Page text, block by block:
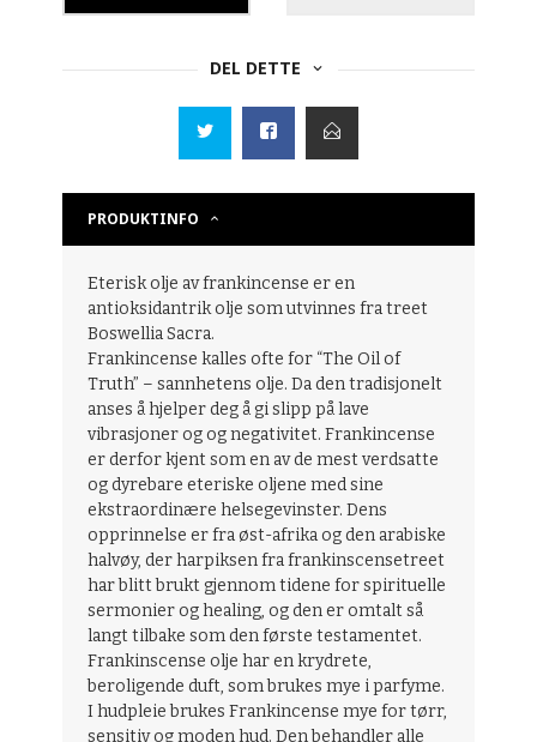
DEL DETTE
PRODUKTINFO
Eterisk olje av frankincense er en
antioksidantrik olje som utvinnes fra treet
Boswellia Sacra.
Frankincense kalles ofte for “The Oil of
Truth” – sannhetens olje. Da den tradisjonelt
anses å hjelper deg å gi slipp på lave
vibrasjoner og og negativitet. Frankincense
er derfor kjent som en av de mest verdsatte
og dyrebare eteriske oljene med sine
ekstraordinære helsegevinster. Dens
opprinnelse er fra øst-afrika og den arabiske
halvøy, der harpiksen fra frankinscensetreet
har blitt brukt gjennom tidene for spirituelle
sermonier og healing, og den er omtalt så
langt tilbake som den første testamentet.
Frankinscense olje har en krydrete,
beroligende duft, som brukes mye i parfyme.
I hudpleie brukesFrankincense mye for tørr,
sensitiv og moden hud. Den behandler alle